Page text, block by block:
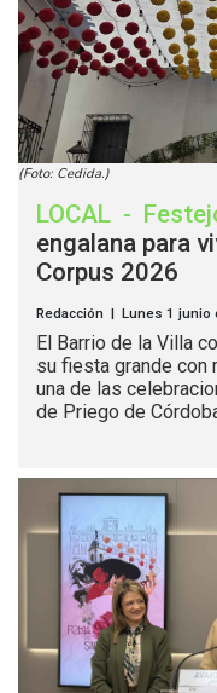
(Foto: Cedida.)
LOCAL -
engalana para
Corpus 2026
Redacción | Lunes 1 junio
El Barrio de la Villa
su fiesta grande con
una de las
de Priego de